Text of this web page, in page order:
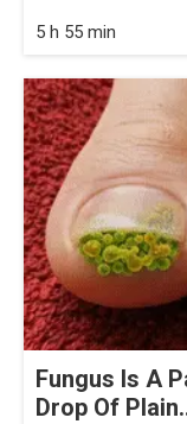
5 h 55 min
Fungus Is A
Drop Of